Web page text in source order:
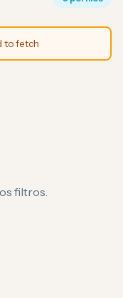
to fetch
filtros.